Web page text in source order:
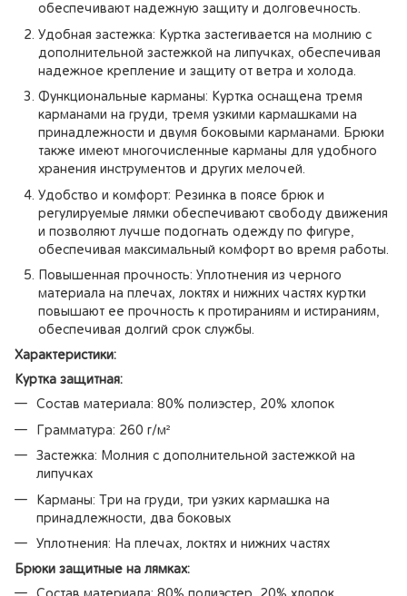
обеспечивают надежную защиту и долговечность.
Удобная застежка: Куртка застегивается на молнию с
дополнительной застежкой на липучках, обеспечивая
надежное крепление и защиту от ветра и холода.
Функциональные карманы: Куртка оснащена тремя
карманами на груди, тремя узкими кармашками на
принадлежности и двумя боковыми карманами. Брюки
также имеют многочисленные карманы для удобного
хранения инструментов и других мелочей.
Удобство и комфорт: Резинка в поясе брюк и
регулируемые лямки обеспечивают свободу движения
и позволяют лучше подогнать одежду по фигуре,
обеспечивая максимальный комфорт во время работы.
Повышенная прочность: Уплотнения из черного
материала на плечах, локтях и нижних частях куртки
повышают ее прочность к протираниям и истираниям,
обеспечивая долгий срок службы.
Характеристики:
Куртка защитная:
Состав материала: 80% полиэстер, 20% хлопок
Грамматура: 260 г/м²
Застежка: Молния с дополнительной застежкой на
липучках
Карманы: Три на груди, три узких кармашка на
принадлежности, два боковых
Уплотнения: На плечах, локтях и нижних частях
Брюки защитные на лямках: